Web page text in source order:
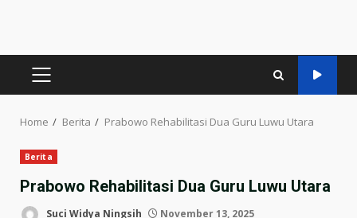
PRIMARY
Home Berita Prabowo Rehabilitasi Dua Guru Luwu Utara
Berita
Prabowo Rehabilitasi Dua Guru Luwu Utara
Suci Widya Ningsih November 13, 2025